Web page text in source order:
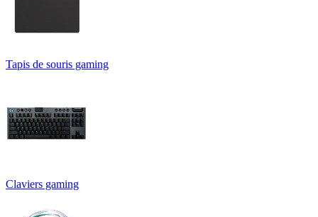
Tapis de souris gaming
Claviers gaming